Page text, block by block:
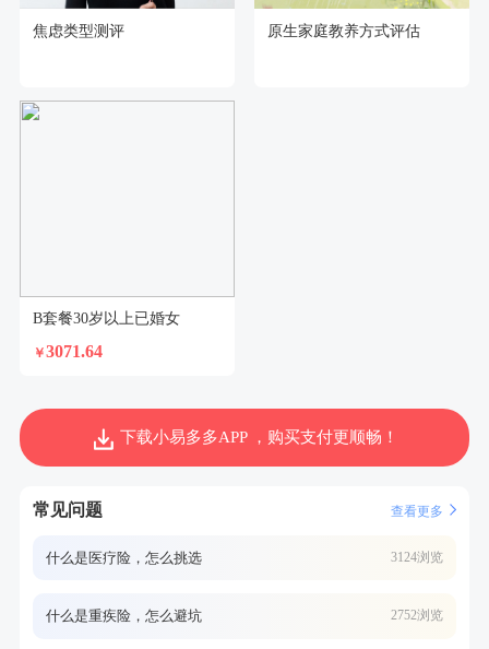
焦虑类型测评 原生家庭教养方式评估
B套餐30岁以上已婚女
￥3071.64
下载小易多多APP ，购买支付更顺畅！
常见问题 查看更多
什么是医疗险，怎么挑选 3124浏览
什么是重疾险，怎么避坑 2752浏览